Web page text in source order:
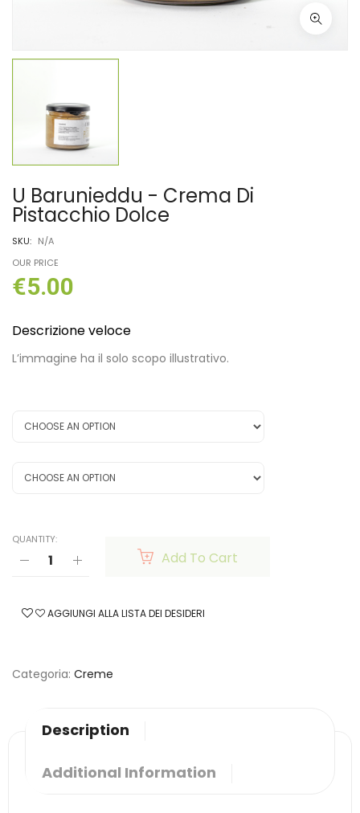
U Barunieddu - Crema Di
Pistacchio Dolce
SKU: N/A
OUR PRICE
€5.00
Descrizione veloce
L’immagine ha il solo scopo illustrativo.
QUANTITY:
Add To Cart
AGGIUNGI ALLA LISTA DEI DESIDERI
Categoria Creme
Description
Additional Information